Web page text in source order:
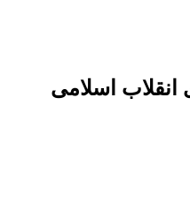
انقلاب اسلامی